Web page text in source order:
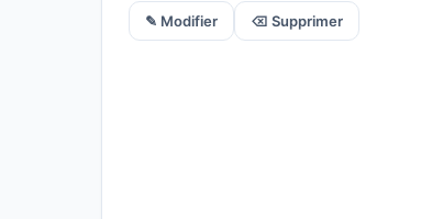
✎ Modifier ⌫ Supprimer